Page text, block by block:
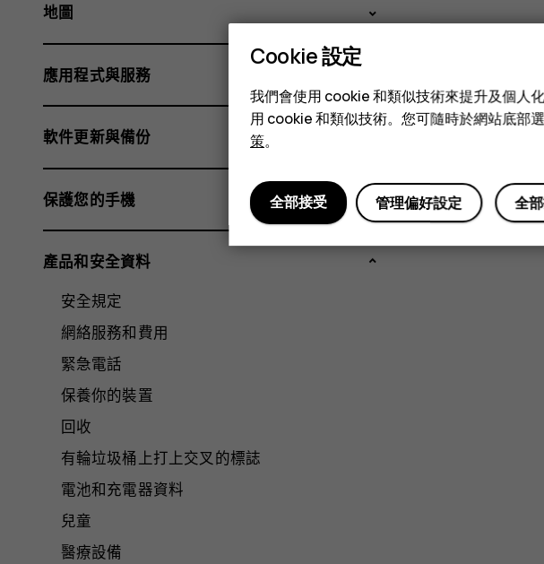
地圖
應用程式與服務
軟件更新與備份
保護您的手機
產品和安全資料
安全規定
網絡服務和費用
緊急電話
保養你的裝置
回收
有輪垃圾桶上打上交叉的標誌
電池和充電器資料
兒童
醫療設備
Cookie 設定
我們會使用 cookie 和類似技術來提升及個人
用 cookie 和類似技術。您可隨時於網站底部
策。
全
管理偏好設定
全部接受